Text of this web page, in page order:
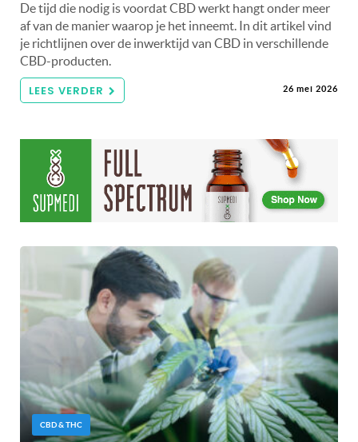
De tijd die nodig is voordat CBD werkt hangt onder meer
af van de manier waarop je het inneemt. In dit artikel vind
je richtlijnen over de inwerktijd van CBD in verschillende
CBD-producten.
LEES VERDER 26 mei 2026
CBD & THC